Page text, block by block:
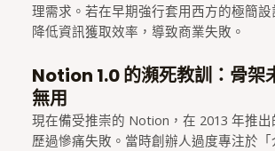
理需求。若在早期強行套用西方的極簡
降低資訊獲取效率，導致商業失敗。
Notion 1.0 的瀕死教訓：骨架
無用
現在備受推崇的 Notion，在 2013 年推出
歷過慘痛失敗。當時創辦人過度專注於